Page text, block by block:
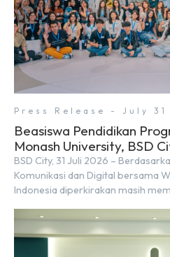
Press Release - July 31
Beasiswa Pendidikan
Monash University, BSD
BSD City, 31 Juli 2026 –
Komunikasi dan Digital bersama
Indonesia diperkirakan masih
tenaga digital baru setiap
percepatan transformasi digital di
Kebutuhan tersebut menjadikan